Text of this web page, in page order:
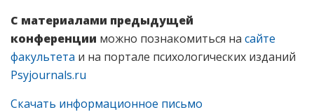
С материалами предыдущей
конференции можно познакомиться на сайте
факультета и на портале психологических изданий
Psyjournals.ru
Скачать информационное письмо